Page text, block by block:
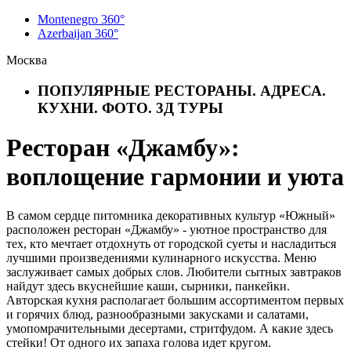
Montenegro 360°
Azerbaijan 360°
Москва
ПОПУЛЯРНЫЕ РЕСТОРАНЫ. АДРЕСА.
КУХНИ. ФОТО. 3Д ТУРЫ
Ресторан «Джамбу»:
воплощение гармонии и уюта
В самом сердце питомника декоративных культур «Южный»
расположен ресторан «Джамбу» - уютное пространство для
тех, кто мечтает отдохнуть от городской суеты и насладиться
лучшими произведениями кулинарного искусства. Меню
заслуживает самых добрых слов. Любители сытных завтраков
найдут здесь вкуснейшие каши, сырники, панкейки.
Авторская кухня располагает большим ассортиментом первых
и горячих блюд, разнообразными закусками и салатами,
умопомрачительными десертами, стритфудом. А какие здесь
стейки! От одного их запаха голова идет кругом.